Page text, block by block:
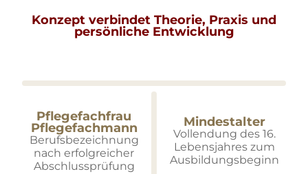
Pflegefachfrau
Pflegefachmann
Berufsbezeichnung
nach erfolgreicher
Abschlussprüfung
Konzept verbindet Theorie, Praxis und
persönliche Entwicklung
Mindestalter
Vollendung des 16.
Lebensjahres zum
Ausbildungsbeginn